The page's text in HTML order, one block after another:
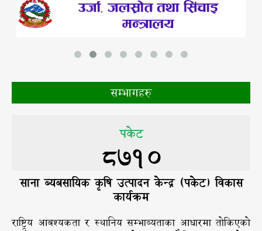
सम्भागहरु
पकेट
8710
साना ब्यबसायिक कृषि उत्पादन केन्द्र (पकेट) विकास
कार्यक्रम
राष्ट्रिय आबश्यकता र स्थानिय सम्भाब्यताका आधारमा तोकिएको